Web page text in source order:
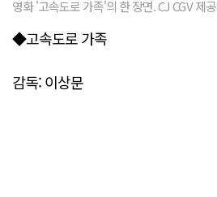
영화 '고속도로 가족'의 한 장면. CJ CGV 제공
◆고속도로 가족
감독: 이상문